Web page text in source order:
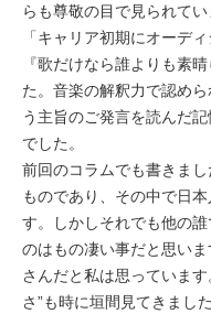
らも尊敬の目で見られて
「キャリア初期にオーデ
『歌だけなら誰よりも素
た。音楽の解釈力で認め
う主旨のご発言を読んだ
でした。
前回のコラムでも書きま
ものであり、その中で日
す。しかしそれでも他の
のはもの凄い事だと思い
さんだと私は思っていま
さ”も時に垣間見てきました